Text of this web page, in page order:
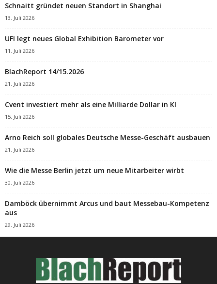
Schnaitt gründet neuen Standort in Shanghai
13. Juli 2026
UFI legt neues Global Exhibition Barometer vor
11. Juli 2026
BlachReport 14/15.2026
21. Juli 2026
Cvent investiert mehr als eine Milliarde Dollar in KI
15. Juli 2026
Arno Reich soll globales Deutsche Messe-Geschäft ausbauen
21. Juli 2026
Wie die Messe Berlin jetzt um neue Mitarbeiter wirbt
30. Juli 2026
Damböck übernimmt Arcus und baut Messebau-Kompetenz
aus
29. Juli 2026